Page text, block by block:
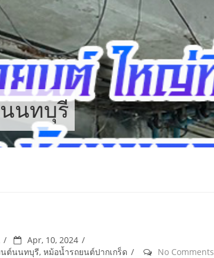
นทบุรี
Apr, 10, 2024
ต์นนทบุรี, หม้อน้ำรถยนต์ปากเกร็ด No Comments